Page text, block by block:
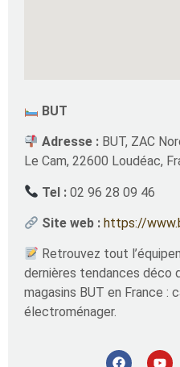
BUT
Adresse : BUT, ZAC
Le Cam, 22600 Loudéac,
Tel : 02 96 28 09 46
Site web : https://
Retrouvez tout
dernières tendances déco
magasins BUT en France :
électroménager.